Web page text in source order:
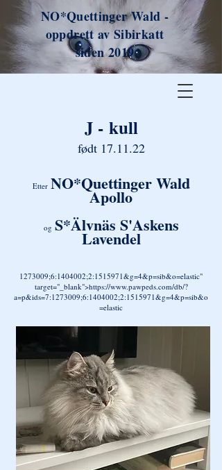
NO*Quettinger Wald -
oppdrett av Sibirkatt
siden 2019
J -kull
født 17.11.22
Etter NO*Quettinger Wald
Apollo
og S*Älvnäs S'Askens
Lavendel
1273009;6:1404002;2:1515971&g=4&p=sib&o=elastic"
target="_blank">https://www.pawpeds.com/db/?
a=p&ids=7:1273009;6:1404002;2:1515971&g=4&p=sib&o
=elastic